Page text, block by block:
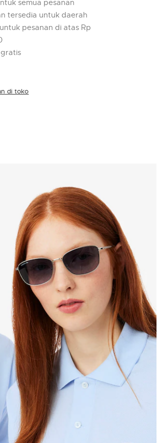
semua pesanan
tersedia untuk daerah
pesanan di atas Rp
di toko